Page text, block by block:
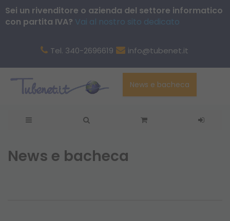
Sei un rivenditore o azienda del settore informatico
con partita IVA? Vai al nostro sito dedicato
Tel. 340-2696619 info@tubenet.it
News e bacheca
News e bacheca